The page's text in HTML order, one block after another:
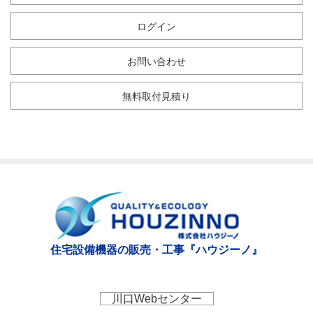
ログイン
お問い合わせ
無料取付見積り
住宅設備機器の販売・工事『ハウジーノ』
川口Webセンター